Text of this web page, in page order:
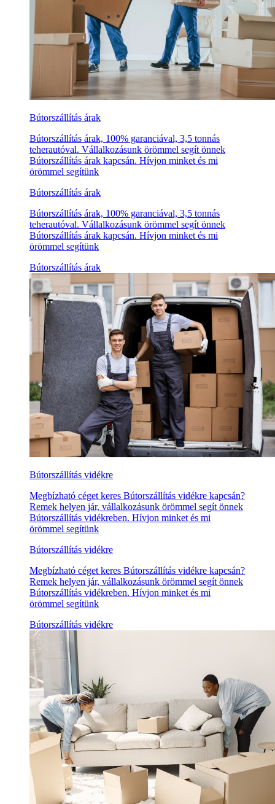
Bútorszállítás árak
Bútorszállítás árak, 100% garanciával, 3,5 tonnás
teherautóval. Vállalkozásunk örömmel segít önnek
Bútorszállítás árak kapcsán. Hívjon minket és mi
örömmel segítünk
Bútorszállítás árak
Bútorszállítás árak, 100% garanciával, 3,5 tonnás
teherautóval. Vállalkozásunk örömmel segít önnek
Bútorszállítás árak kapcsán. Hívjon minket és mi
örömmel segítünk
Bútorszállítás árak
Bútorszállítás vidékre
Megbízható céget keres Bútorszállítás vidékre kapcsán?
Remek helyen jár, vállalkozásunk örömmel segít önnek
Bútorszállítás vidékreben. Hívjon minket és mi
örömmel segítünk
Bútorszállítás vidékre
Megbízható céget keres Bútorszállítás vidékre kapcsán?
Remek helyen jár, vállalkozásunk örömmel segít önnek
Bútorszállítás vidékreben. Hívjon minket és mi
örömmel segítünk
Bútorszállítás vidékre